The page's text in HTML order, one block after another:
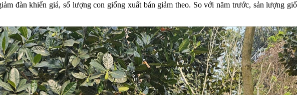
đàn khiến giá, số lượng con giống xuất bán giảm theo. So với năm trước, sản lượng